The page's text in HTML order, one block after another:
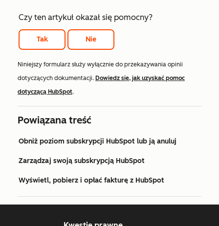
Czy ten artykuł okazał się pomocny?
Tak Nie
Niniejszy formularz służy wyłącznie do przekazywania opinii
dotyczących dokumentacji. Dowiedz się, jak uzyskać pomoc
dotyczącą HubSpot.
Powiązana treść
Obniż poziom subskrypcji HubSpot lub ją anuluj
Zarządzaj swoją subskrypcją HubSpot
Wyświetl, pobierz i opłać fakturę z HubSpot